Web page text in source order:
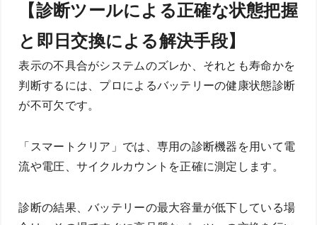
【診断ツールによる正確な状態把握
と即日交換による解決手段】
表示の不具合がシステムのズレか、それとも寿命かを
判断するには、プロによるバッテリーの健康状態診断
が不可欠です。
「スマートクリア」では、専用の診断機器を用いて電
流や電圧、サイクルカウントを正確に測定します。
診断の結果、バッテリーの最大容量が低下している場